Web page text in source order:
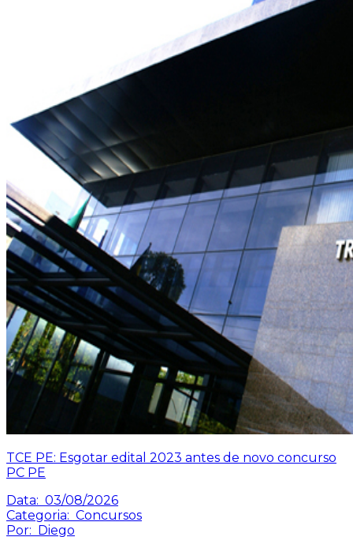
TCE PE: Esgotar edital 2023 antes de novo concurso
PC PE
Data: 03/08/2026
Categoria: Concursos
Por: Diego